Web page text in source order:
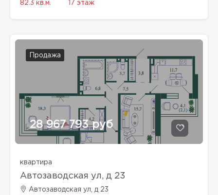
82.3 кв.м. 17 этаж
Продажа
28 967 793 руб
квартира
Автозаводская ул, д 23
Автозаводская ул, д 23